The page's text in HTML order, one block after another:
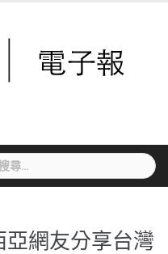
網友分享台灣